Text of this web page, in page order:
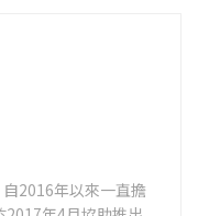
2016年以來一直擔